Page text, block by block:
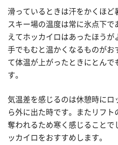
滑っているときは汗をかくほど
スキー場の温度は常に氷点下
えてホッカイロはあったほうが
手でもむと温かくなるものがお
て体温が上がったときにとんで
す。
気温差を感じるのは休憩時にロ
ら外に出た時です。またリフ
奪われるため寒く感じることで
ッカイロをおすすめします。